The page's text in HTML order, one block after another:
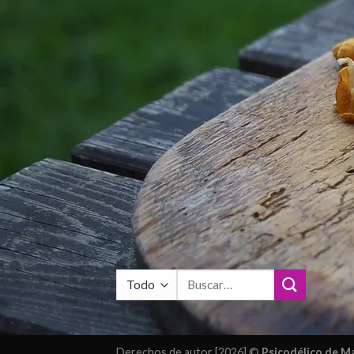
Buscar